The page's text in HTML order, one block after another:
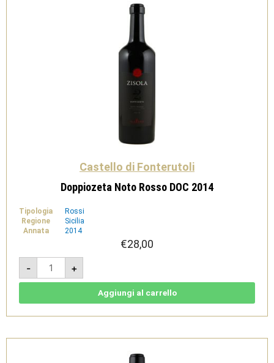
Castello di Fonterutoli
Doppiozeta Noto Rosso DOC 2014
Tipologia
Rossi
Regione
Sicilia
Annata
2014
€28,00
-
Doppiozeta
Noto
Rosso
DOC
+
Aggiungi al carrello